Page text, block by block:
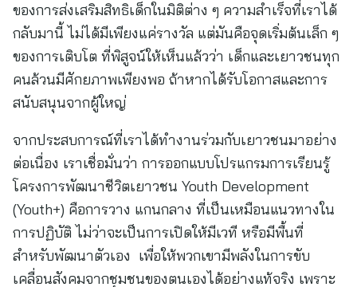
ของการส่งเสริมสิทธิเด็กในมิติต่าง ๆ ความสำเร็จที่เราได้
กลับมานี้ ไม่ได้มีเพียงแค่รางวัล แต่มันคือจุดเริ่มต้นเล็ก ๆ
ของการเติบโต ที่พิสูจน์ให้เห็นแล้วว่า เด็กและเยาวชนทุก
คนล้วนมีศักยภาพเพียงพอ ถ้าหากได้รับโอกาสและการ
สนับสนุนจากผู้ใหญ่
จากประสบการณ์ที่เราได้ทำงานร่วมกับเยาวชนมาอย่าง
ต่อเนื่อง เราเชื่อมั่นว่า การออกแบบโปรแกรมการเรียนรู้
โครงการพัฒนาชีวิตเยาวชน Youth Development
(Youth+) คือการวาง แกนกลาง ที่เป็นเหมือนแนวทางใน
การปฏิบัติ ไม่ว่าจะเป็นการเปิดให้มีเวที หรือมีพื้นที่
สำหรับพัฒนาตัวเอง เพื่อให้พวกเขามีพลังในการขับ
เคลื่อนสังคมจากชุมชนของตนเองได้อย่างแท้จริง เพราะ